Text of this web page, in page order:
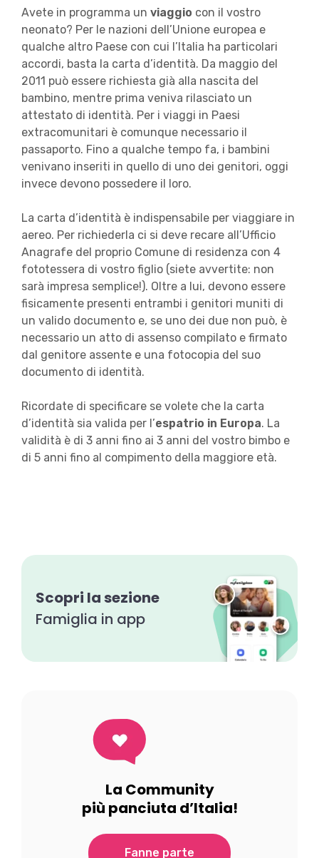
Avete in programma un viaggio con il vostro
neonato? Per le nazioni dell’Unione europea e
qualche altro Paese con cui l’Italia ha particolari
accordi, basta la carta d’identità. Da maggio del
2011 può essere richiesta già alla nascita del
bambino, mentre prima veniva rilasciato un
attestato di identità. Per i viaggi in Paesi
extracomunitari è comunque necessario il
passaporto. Fino a qualche tempo fa, i bambini
venivano inseriti in quello di uno dei genitori, oggi
invece devono possedere il loro.
La carta d’identità è indispensabile per viaggiare in
aereo. Per richiederla ci si deve recare all’Ufficio
Anagrafe del proprio Comune di residenza con 4
fototessera di vostro figlio (siete avvertite: non
sarà impresa semplice!). Oltre a lui, devono essere
fisicamente presenti entrambi i genitori muniti di
un valido documento e, se uno dei due non può, è
necessario un atto di assenso compilato e firmato
dal genitore assente e una fotocopia del suo
documento di identità.
Ricordate di specificare se volete che la carta
d’identità sia valida per l’espatrio in Europa. La
validità è di 3 anni fino ai 3 anni del vostro bimbo e
di 5 anni fino al compimento della maggiore età.
Scopri la sezione
Famiglia in app
La Community
più panciuta d’Italia!
Fanne parte